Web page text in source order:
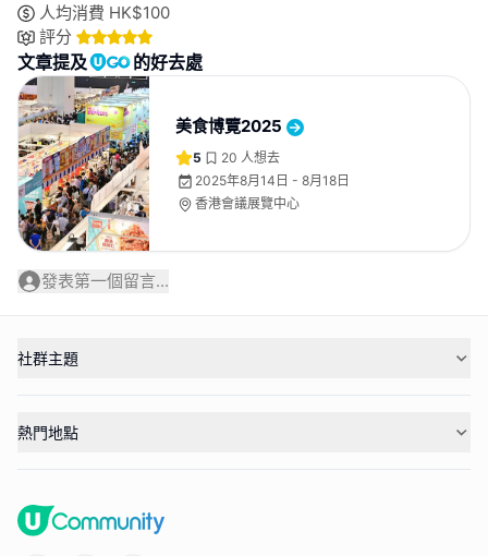
人均消費 HK$100
評分
文章提及 的好去處
美食博覽2025
5 20 人想去
2025年8月14日 - 8月18日
香港會議展覽中心
發表第一個留言...
社群主題
熱門地點